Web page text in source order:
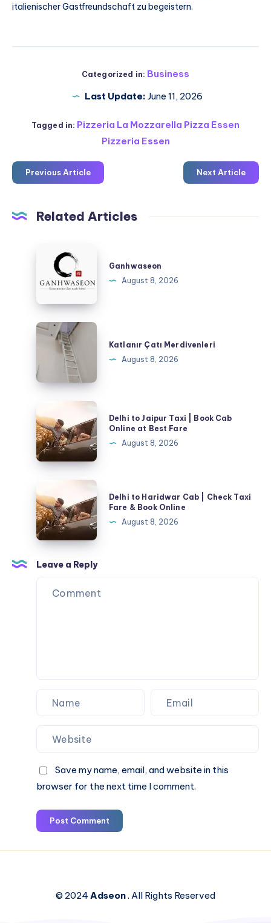
italienischer Gastfreundschaft zu begeistern.
Categorized in: Business
Last Update: June 11, 2026
Tagged in: Pizzeria La Mozzarella Pizza Essen
Pizzeria Essen
Previous Article Next Article
Related Articles
Ganhwaseon
Ganhwaseon
August 8, 2026
Katlanır
Merdivenleri
Katlanır Çatı Merdivenleri
August 8, 2026
to
Jaipur
Taxi
Cab
Online
at
Best
Fare
Delhi to Jaipur Taxi | Book Cab
Online at Best Fare
August 8, 2026
to
Haridwar
Cab
Check
Taxi
Delhi to Haridwar Cab | Check Taxi
Fare & Book Online
August 8, 2026
Leave a Reply
Save my name, email, and website in this
browser for the next time I comment.
Post Comment
© 2024Adseon. All Rights Reserved